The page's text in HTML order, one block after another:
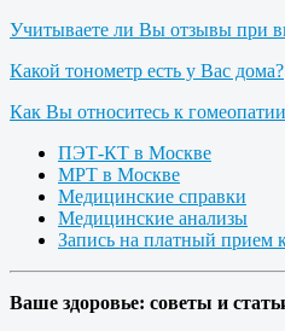
Учитываете ли Вы отзывы при
Какой тонометр есть у Вас дома?
Как Вы относитесь к
ПЭТ-КТ в Москве
МРТ в Москве
Медицинские справки
Медицинские анализы
Запись на платный прием
Ваше здоровье: советы и